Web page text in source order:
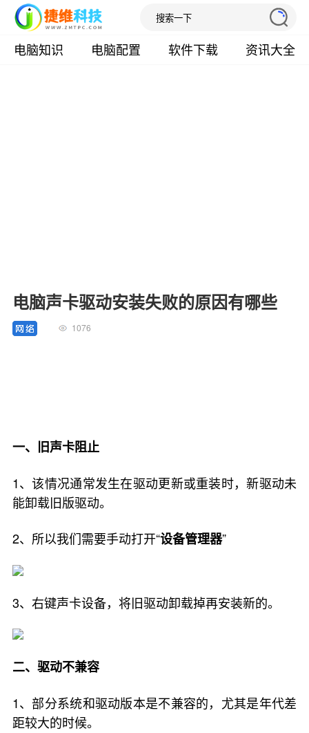
电脑知识 电脑配置 软件下载 资讯大全
电脑声卡驱动安装失败的原因有哪些
1076
一、旧声卡阻止
1、该情况通常发生在驱动更新或重装时，新驱动未
能卸载旧版驱动。
2、所以我们需要手动打开“设备管理器”
3、右键声卡设备，将旧驱动卸载掉再安装新的。
二、驱动不兼容
1、部分系统和驱动版本是不兼容的，尤其是年代差
距较大的时候。